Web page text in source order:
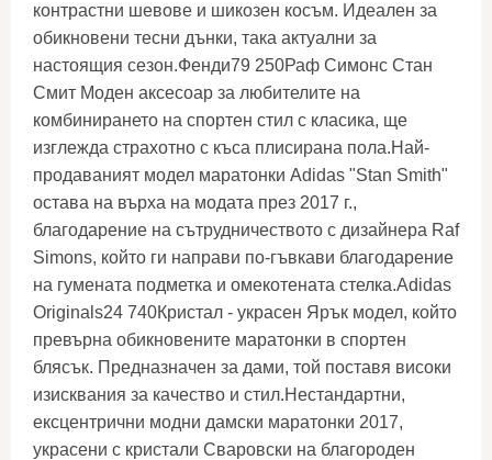
контрастни шевове и шикозен косъм. Идеален за
обикновени тесни дънки, така актуални за
настоящия сезон.Фенди79 250Раф Симонс Стан
Смит Моден аксесоар за любителите на
комбинирането на спортен стил с класика, ще
изглежда страхотно с къса плисирана пола.Най-
продаваният модел маратонки Adidas "Stan Smith"
остава на върха на модата през 2017 г.,
благодарение на сътрудничеството с дизайнера Raf
Simons, който ги направи по-гъвкави благодарение
на гумената подметка и омекотената стелка.Adidas
Originals24 740Кристал - украсен Ярък модел, който
превърна обикновените маратонки в спортен
блясък. Предназначен за дами, той поставя високи
изисквания за качество и стил.Нестандартни,
ексцентрични модни дамски маратонки 2017,
украсени с кристали Сваровски на благороден